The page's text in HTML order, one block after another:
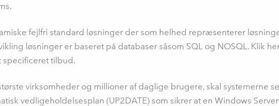
fejlfri standard løsninger der som helhed repræsenterer
løsninger er baseret på databaser såsom SQL og NOSQL. Klik
specificeret tilbud.
virksomheder og millioner af daglige brugere, skal systemerne
vedligeholdelsesplan (UP2DATE) som sikrer at en Windows